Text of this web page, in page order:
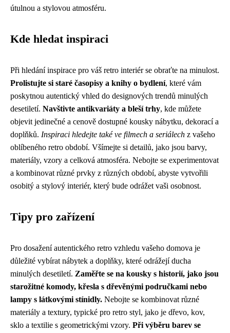
útulnou a stylovou atmosféru.
Kde hledat inspiraci
Při hledání inspirace pro váš retro interiér se obraťte na minulost.
Prolistujte si staré časopisy a knihy o bydlení, které vám
poskytnou autentický vhled do designových trendů minulých
desetiletí. Navštivte antikvariáty a bleší trhy, kde můžete
objevit jedinečné a cenově dostupné kousky nábytku, dekorací a
doplňků. Inspiraci hledejte také ve filmech a seriálech z vašeho
oblíbeného retro období. Všímejte si detailů, jako jsou barvy,
materiály, vzory a celková atmosféra. Nebojte se experimentovat
a kombinovat různé prvky z různých období, abyste vytvořili
osobitý a stylový interiér, který bude odrážet vaši osobnost.
Tipy pro zařízení
Pro dosažení autentického retro vzhledu vašeho domova je
důležité vybírat nábytek a doplňky, které odrážejí ducha
minulých desetiletí. Zaměřte se na kousky s historií, jako jsou
starožitné komody, křesla s dřevěnými područkami nebo
lampy s látkovými stínidly. Nebojte se kombinovat různé
materiály a textury, typické pro retro styl, jako je dřevo, kov,
sklo a textilie s geometrickými vzory. Při výběru barev se